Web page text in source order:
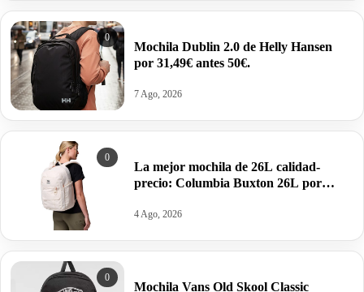
0
Mochila Dublin 2.0 de Helly Hansen
por 31,49€ antes 50€.
7 Ago, 2026
0
La mejor mochila de 26L calidad-
precio: Columbia Buxton 26L por
4 Ago, 2026
0
Mochila Vans Old Skool Classic